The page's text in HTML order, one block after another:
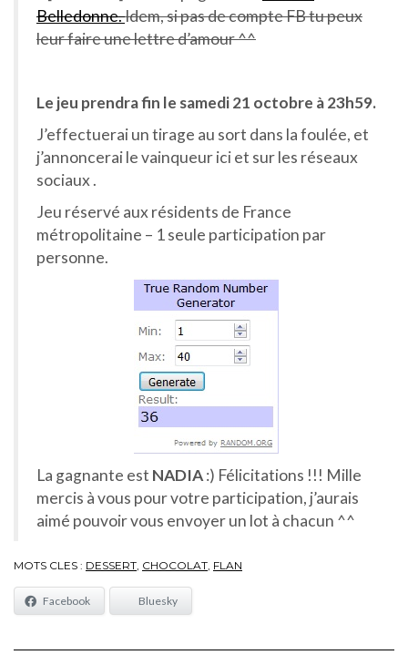
Belledonne.Idem, si pas de compte FB tu peux
leur faire une lettre d’amour ^^
Le jeu prendra fin le samedi 21 octobre à 23h59.
J’effectuerai un tirage au sort dans la foulée, et
j’annoncerai le vainqueur ici et sur les réseaux
sociaux .
Jeu réservé aux résidents de France
métropolitaine – 1 seule participation par
personne.
La gagnante est NADIA:) Félicitations !!! Mille
mercis à vous pour votre participation, j’aurais
aimé pouvoir vous envoyer un lot à chacun ^^
MOTS CLES : DESSERT CHOCOLAT FLAN
Facebook Bluesky